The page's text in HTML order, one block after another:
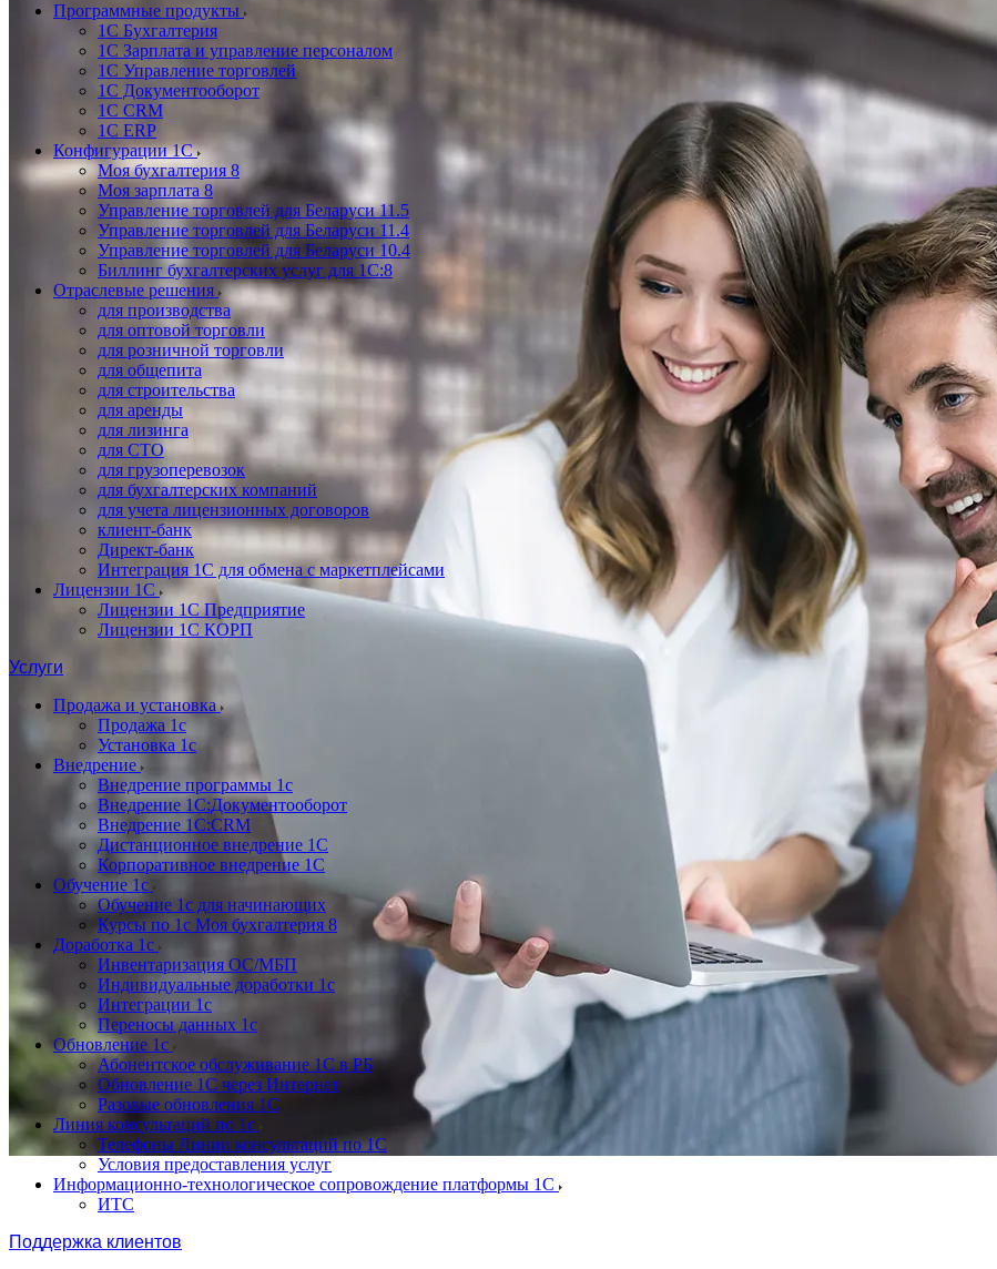
Программные продукты
1С Бухгалтерия
1С Зарплата и управление персоналом
1С Управление торговлей
1С Документооборот
1С CRM
1С ERP
Конфигурации 1С
Моя бухгалтерия 8
Моя зарплата 8
Управление торговлей для Беларуси 11.5
Управление торговлей для Беларуси 11.4
Управление торговлей для Беларуси 10.4
Биллинг бухгалтерских услуг для 1С:8
Отраслевые решения
для производства
для оптовой торговли
для розничной торговли
для общепита
для строительства
для аренды
для лизинга
для СТО
для грузоперевозок
для бухгалтерских компаний
для учета лицензионных договоров
клиент-банк
Директ-банк
Интеграция 1C для обмена с маркетплейсами
Лицензии 1С
Лицензии 1С Предприятие
Лицензии 1С КОРП
Услуги
Продажа и установка
Продажа 1с
Установка 1с
Внедрение
Внедрение программы 1с
Внедрение 1С:Документооборот
Внедрение 1С:CRM
Дистанционное внедрение 1С
Корпоративное внедрение 1С
Обучение 1с
Обучение 1с для начинающих
Курсы по 1с Моя бухгалтерия 8
Доработка 1с
Инвентаризация ОС/МБП
Индивидуальные доработки 1с
Интеграции 1с
Переносы данных 1с
Обновление 1с
Абонентское обслуживание 1С в РБ
Обновление 1С через Интернет
Разовые обновления 1С
Линия консультаций по 1с
Телефоны Линии консультаций по 1С
Условия предоставления услуг
Информационно-технологическое сопровождение платформы 1С
ИТС
Поддержка клиентов